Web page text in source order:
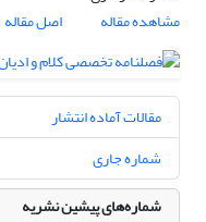
مشاهده مقاله
اصل مقاله
مقالات آماده انتشار
شماره جاری
شماره‌های پیشین نشریه